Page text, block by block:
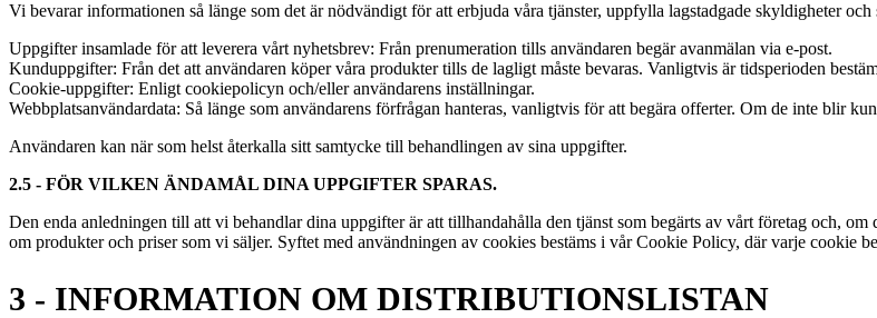
Vi bevarar informationen så länge som det är nödvändigt för att erbjuda våra tjänster, uppfylla lagstadgade skyldigheter och
Uppgifter insamlade för att leverera vårt nyhetsbrev: Från prenumeration tills användaren begär avanmälan via e-post.
Kunduppgifter: Från det att användaren köper våra produkter tills de lagligt måste bevaras. Vanligtvis är tidsperioden
Cookie-uppgifter: Enligt cookiepolicyn och/eller användarens inställningar.
Webbplatsanvändardata: Så länge som användarens förfrågan hanteras, vanligtvis för att begära offerter. Om de inte blir
Användaren kan när som helst återkalla sitt samtycke till behandlingen av sina uppgifter.
2.5 - FÖR VILKEN ÄNDAMÅL DINA UPPGIFTER SPARAS.
Den enda anledningen till att vi behandlar dina uppgifter är att tillhandahålla den tjänst som begärts av vårt företag och,
om produkter och priser som vi säljer. Syftet med användningen av cookies bestäms i vår Cookie Policy, där varje cookie
3 - INFORMATION OM DISTRIBUTIONSLISTAN